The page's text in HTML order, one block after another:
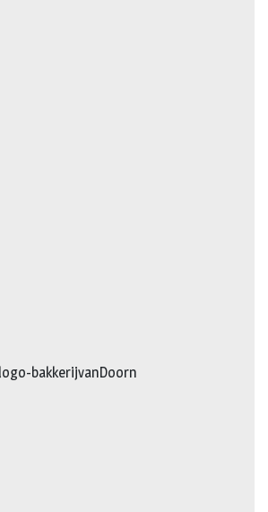
logo-bakkerijvanDoorn